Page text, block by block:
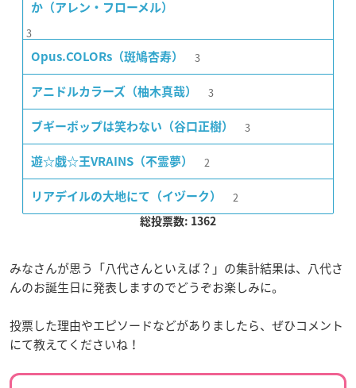
か（アレン・フローメル）
3
Opus.COLORs（斑鳩杏寿） 3
アニドルカラーズ（柚木真哉） 3
ブギーポップは笑わない（谷口正樹） 3
遊☆戯☆王VRAINS（不霊夢） 2
リアデイルの大地にて（イヅーク） 2
総投票数: 1362
みなさんが思う「八代さんといえば？」の集計結果は、八代さ
んのお誕生日に発表しますのでどうぞお楽しみに。
投票した理由やエピソードなどがありましたら、ぜひコメント
にて教えてくださいね！